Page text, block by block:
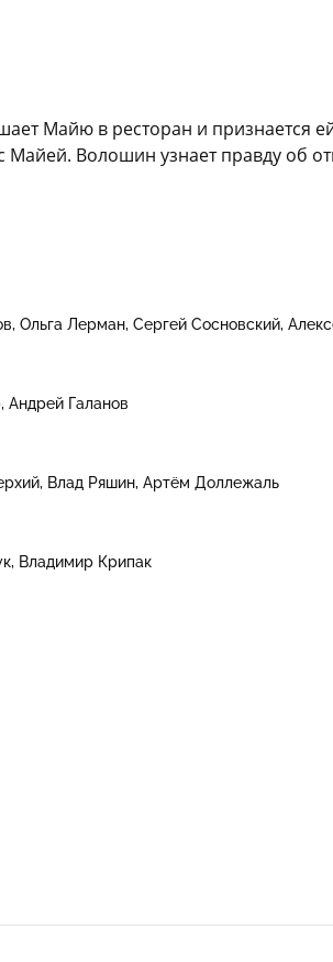
Майю в ресторан и признается
Майей. Волошин узнает правду об
Ольга Лерман Сергей Сосновский
Андрей Галанов
Влад Ряшин Артём Доллежаль
Владимир Крипак